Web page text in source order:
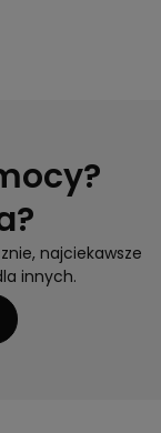
najciekawsze
innych.